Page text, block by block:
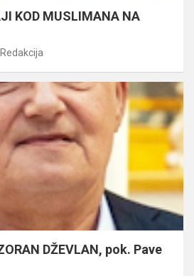
KOD MUSLIMANA NA
Redakcija
DŽEVLAN, pok. Pave